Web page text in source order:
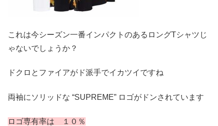
これは今シーズン一番インパクトのあるロングTシャツじ
ゃないでしょうか？
ドクロとファイアがド派手でイカツイですね
両袖にソリッドな “SUPREME” ロゴがドンされています
ロゴ専有率は １０％